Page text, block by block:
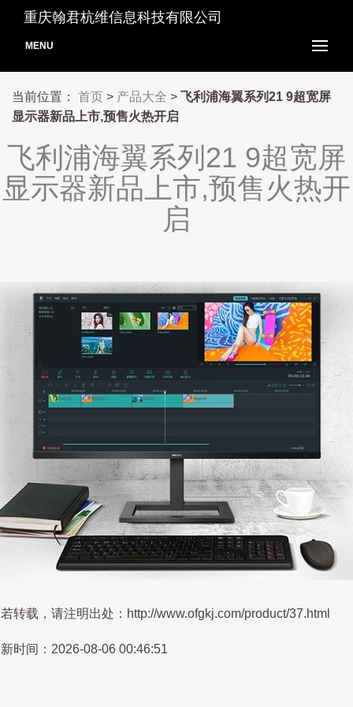
重庆翰君杭维信息科技有限公司
MENU
当前位置： 首页 > 产品大全 > 飞利浦海翼系列21 9超宽屏
显示器新品上市,预售火热开启
飞利浦海翼系列21 9超宽屏
显示器新品上市,预售火热开
启
转载，请注明出处：http://www.ofgkj.com/product/37.html
时间：2026-08-06 00:46:51